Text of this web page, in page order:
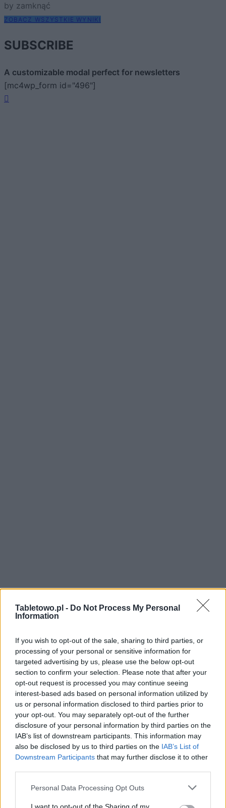
Tabletowo.pl - Do Not Process My Personal
Information
If you wish to opt-out of the sale, sharing to third parties, or
processing of your personal or sensitive information for
targeted advertising by us, please use the below opt-out
section to confirm your selection. Please note that after your
opt-out request is processed you may continue seeing
interest-based ads based on personal information utilized by
us or personal information disclosed to third parties prior to
your opt-out. You may separately opt-out of the further
disclosure of your personal information by third parties on the
IAB’s list of downstream participants. This information may
also be disclosed by us to third parties on the IAB’s List of
Downstream Participants that may further disclose it to other
Please note that this website/app uses one or more Google
Personal Data Processing Opt Outs
by zamknąć
ZOBACZ WSZYSTKIE WYNIKI
SUBSCRIBE
A customizable modal perfect for newsletters
[mc4wp_form id="496"]